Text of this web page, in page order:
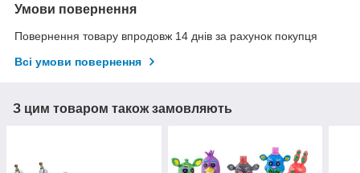
Умови повернення
Повернення товару впродовж 14 днів за рахунок покупця
Всі умови повернення
З цим товаром також замовляють